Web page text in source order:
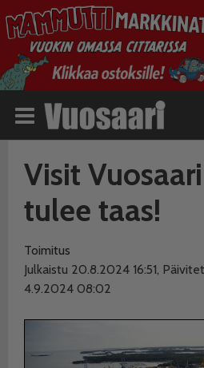
Visit
tulee taas!
Toimitus
Julkaistu 20.8.2024 16:51,
4.9.2024 08:02